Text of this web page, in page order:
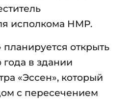
исполкома НМР.
открыть
года в здании
«Эссен», который
с пересечением